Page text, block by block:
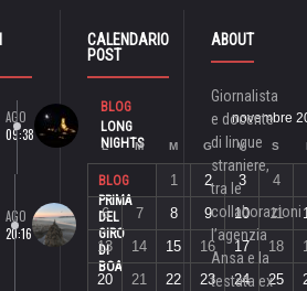
AGO
09:38
BLOG
LONG
NIGHTS
AGO
20:16
BLOG
PRIMA
DEL
GIRO
DI
BOA
CALENDARIO
POST
novembre
L M M G V S
1 2 3 4
6
7 8 9 10 11
13
14 15 16 17 18
20
21 22 23 24 25
ABOUT
Giornalista
e docente
di lingue
straniere,
tra le
collaborazioni
l’agenzia
Ansa e la
testata ex